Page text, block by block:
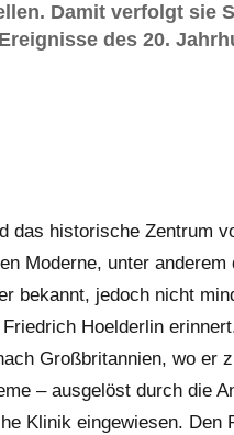
Damit verfolgt sie
des 20.
das historische Zentrum
Moderne, unter anderem
bekannt, jedoch nicht
Hoelderlin
Großbritannien, wo er
– ausgelöst durch die
Klinik eingewiesen. Den